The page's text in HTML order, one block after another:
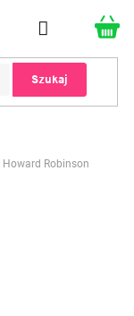
Szukaj
Howard Robinson